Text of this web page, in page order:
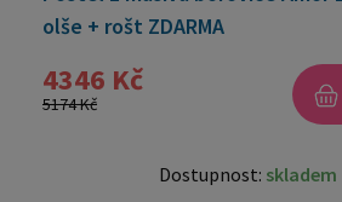
olše + rošt ZDARMA
4346 Kč
5174 Kč
Dostupnost: skladem